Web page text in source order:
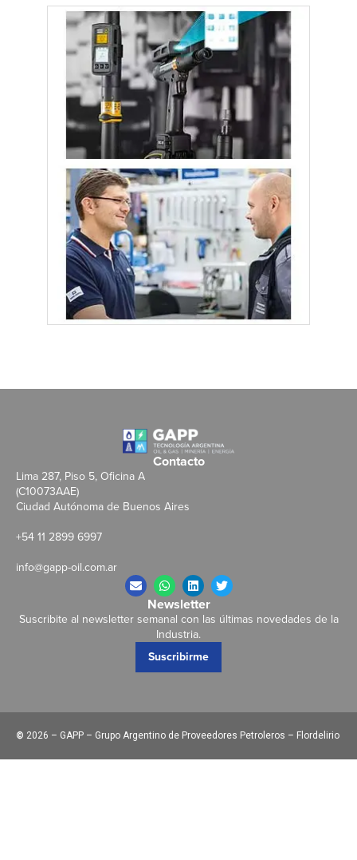
Contacto
Lima 287, Piso 5, Oficina A
(C10073AAE)
Ciudad Autónoma de Buenos Aires
+54 11 2899 6997
info@gapp-oil.com.ar
Newsletter
Suscribite al newsletter semanal con las últimas novedades de la
Industria.
Suscribirme
© 2026 – GAPP – Grupo Argentino de Proveedores Petroleros – Flordelirio